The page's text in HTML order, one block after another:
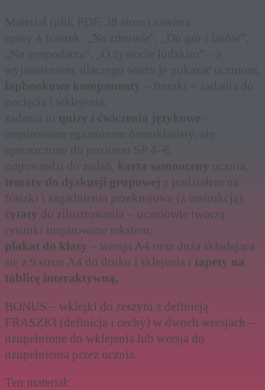
Materiał (plik PDF, 38 stron) zawiera:
opisy 4 fraszek: „Na zdrowie”, „Do gór i lasów”,
„Na gospodarza”, „O żywocie ludzkim” – z
wyjaśnieniem, dlaczego warto je pokazać uczniom,
lapbookowe komponenty – fraszki + zadania do
pocięcia i wklejenia,
zadania to quizy i ćwiczenia językowe –
inspirowane egzaminem ósmoklasisty, ale
uproszczone do poziomu SP 4–6,
odpowiedzi do zadań,
karta samooceny
ucznia,
tematy do dyskusji grupowej z podziałem na
fraszki i zagadnienia przekrojowe (z instrukcją),
cytaty do zilustrowania – uczniowie tworzą
rysunki inspirowane tekstem,
plakat do klasy – wersja A4 oraz duża składająca
się z 9 stron A4 do druku i sklejenia i tapety na
tablicę interaktywną,
BONUS – wklejki do zeszytu z definicją
FRASZKI (definicja i cechy) w dwóch wersjach –
uzupełnione do wklejenia lub wersja do
uzupełnienia przez ucznia.
Ten materiał: